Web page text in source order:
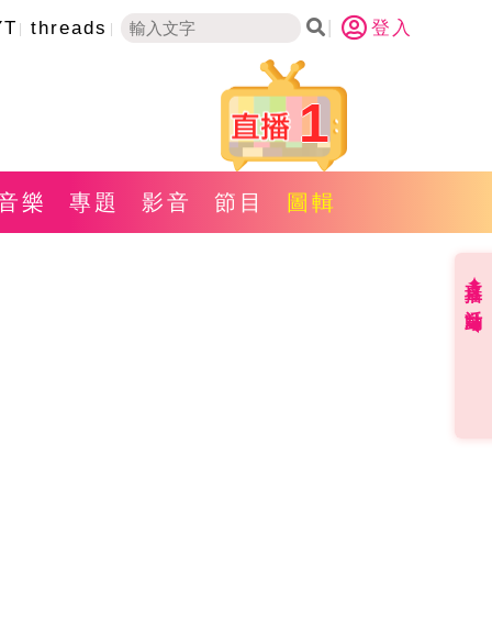
threads 登入
1
樂 專題 影音 節目 圖輯
直播✦活動